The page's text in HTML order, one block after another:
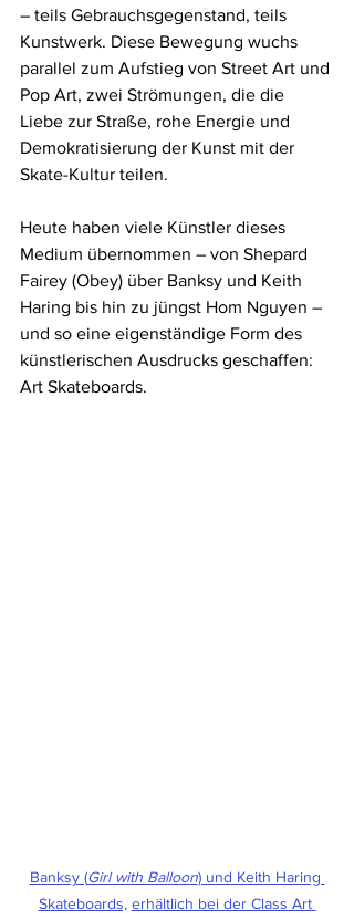
– teils Gebrauchsgegenstand, teils
Kunstwerk. Diese Bewegung wuchs
parallel zum Aufstieg von Street Art und
Pop Art, zwei Strömungen, die die
Liebe zur Straße, rohe Energie und
Demokratisierung der Kunst mit der
Skate-Kultur teilen.
Heute haben viele Künstler dieses
Medium übernommen – von Shepard
Fairey (Obey) über Banksy und Keith
Haring bis hin zu jüngst Hom Nguyen –
und so eine eigenständige Form des
künstlerischen Ausdrucks geschaffen:
Art Skateboards.
Banksy (Girl with Balloon) und Keith Haring
Skateboards, erhältlich bei der Class Art